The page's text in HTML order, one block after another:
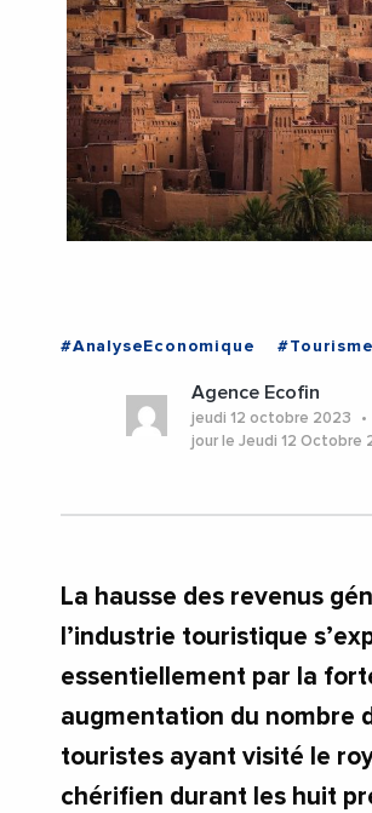
#AnalyseEconomique #Tourisme
Agence Ecofin
jeudi 12 octobre 2023
jour le Jeudi 12 Octobre
La hausse des revenus
l’industrie touristique
essentiellement par la
augmentation du nombre
touristes ayant visité le
chérifien durant les huit